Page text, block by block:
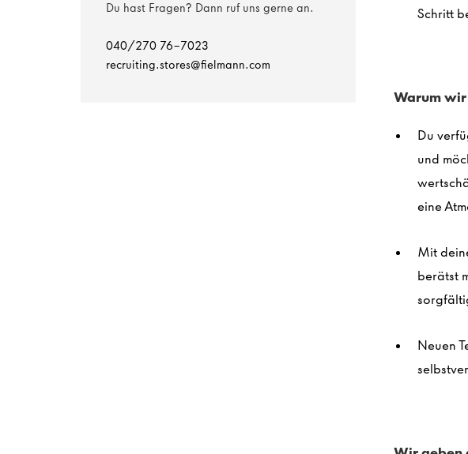
Schritt
Warum wir
Du
und
eine
Mit
berätst
Neuen
Du hast Fragen? Dann ruf uns gerne an.
040/270 76-7023
recruiting.stores@fielmann.com